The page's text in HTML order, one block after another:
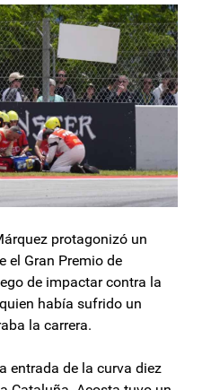
protagonizó un
el Gran Premio de
de impactar contra la
había sufrido un
la carrera.
entrada de la curva diez